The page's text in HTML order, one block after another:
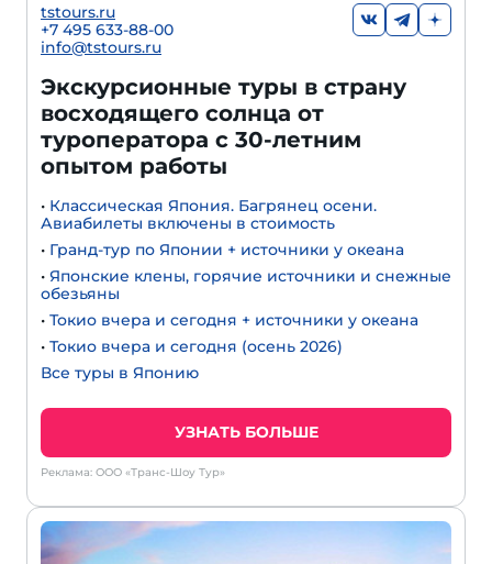
tstours.ru
+7 495 633-88-00
info@tstours.ru
Экскурсионные туры в страну
восходящего солнца от
туроператора с 30-летним
опытом работы
• Классическая Япония. Багрянец осени.
Авиабилеты включены в стоимость
• Гранд-тур по Японии + источники у океана
• Японские клены, горячие источники и снежные
обезьяны
• Токио вчера и сегодня + источники у океана
• Токио вчера и сегодня (осень 2026)
Все туры в Японию
УЗНАТЬ БОЛЬШЕ
Реклама: ООО «Транс-Шоу Тур»